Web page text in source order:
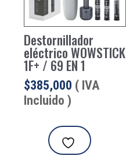
Destornillador
eléctrico WOWSTICK
1F+ / 69 EN 1
$385,000 ( IVA
Incluido )